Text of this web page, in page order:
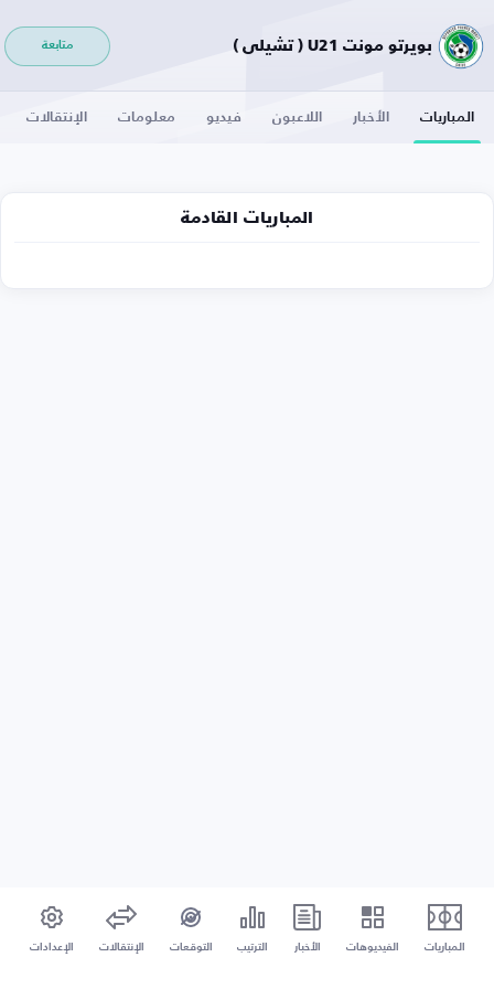
بويرتو مونت U21 ( تشيلي ) متابعة
المباريات الأخبار اللاعبون فيديو معلومات الإنتقالات
المباريات القادمة
المباريات الفيديوهات الأخبار الترتيب التوقعات الإنتقالات الإعدادات